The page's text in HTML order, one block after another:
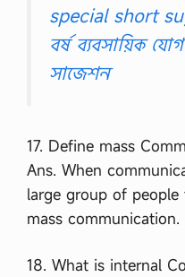
special short
বর্ষ ব্যবসায়িক
সাজেশন
17. Define mass
Ans. When
large group of
mass communication.
18. What is internal